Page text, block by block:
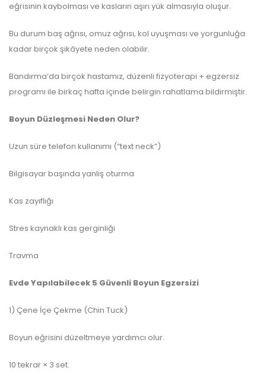
eğrisinin kaybolması ve kasların aşırı yük almasıyla oluşur.
Bu durum baş ağrısı, omuz ağrısı, kol uyuşması ve yorgunluğa
kadar birçok şikâyete neden olabilir.
Bandırma’da birçok hastamız, düzenli fizyoterapi + egzersiz
programı ile birkaç hafta içinde belirgin rahatlama bildirmiştir.
Boyun Düzleşmesi Neden Olur?
Uzun süre telefon kullanımı (“text neck”)
Bilgisayar başında yanlış oturma
Kas zayıflığı
Stres kaynaklı kas gerginliği
Travma
Evde Yapılabilecek 5 Güvenli Boyun Egzersizi
1) Çene İçe Çekme (Chin Tuck)
Boyun eğrisini düzeltmeye yardımcı olur.
10 tekrar × 3 set.